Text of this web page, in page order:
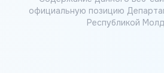
официальную позицию
Республикой